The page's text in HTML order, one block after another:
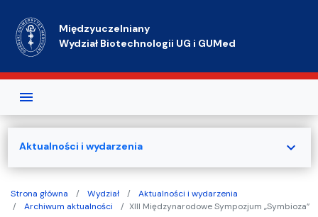
Międzyuczelniany
Wydział Biotechnologii UG i GUMed
Strona główna Wydział
Aktualności i wydarzenia
Archiwum aktualności
XIII Międzynarodowe Sympozjum „Symbioza”
Aktualności i wydarzenia expand_more